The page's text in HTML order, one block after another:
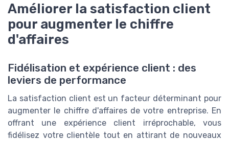
Améliorer la satisfaction client
pour augmenter le chiffre
d'affaires
Fidélisation et expérience client : des
leviers de performance
La satisfaction client est un facteur déterminant pour
augmenter le chiffre d'affaires de votre entreprise. En
offrant une expérience client irréprochable, vous
fidélisez votre clientèle tout en attirant de nouveaux